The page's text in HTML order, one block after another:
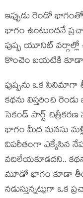
ఇప్పుడు రెండో
భాగం ఉంటుంద‌నే
పుష్ప యూనిట్ వ‌ర్గాల్లో
కొంచెం బ‌య‌టికి
పుష్పను ఒక
క‌థ‌ను విస్త‌రించి
సెకండ్ పార్ట్
భాగం మీద మ‌న‌సు
విప‌రీతంగా ఎక్కేసిన
వ‌దిలేయ‌కూడ‌ద‌ని..
మూడో భాగం కూడా
న‌డుస్తున్న‌ట్లుగా ఒక